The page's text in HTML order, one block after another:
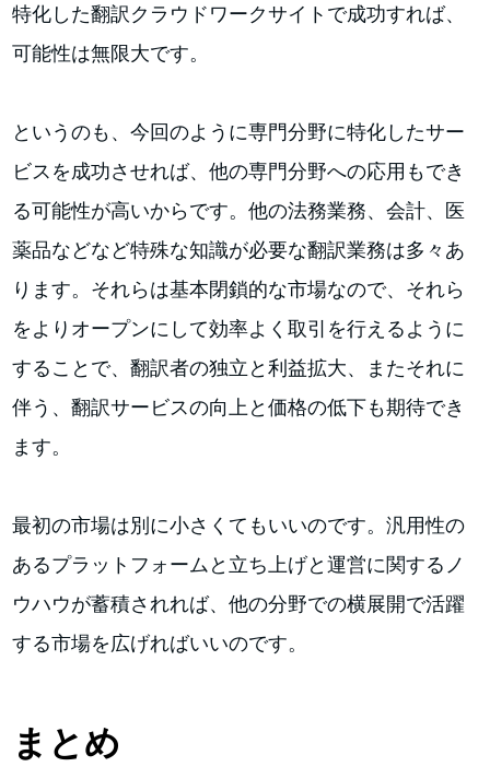
特化した翻訳クラウドワークサイトで成功すれば、
可能性は無限大です。
というのも、今回のように専門分野に特化したサー
ビスを成功させれば、他の専門分野への応用もでき
る可能性が高いからです。他の法務業務、会計、医
薬品などなど特殊な知識が必要な翻訳業務は多々あ
ります。それらは基本閉鎖的な市場なので、それら
をよりオープンにして効率よく取引を行えるように
することで、翻訳者の独立と利益拡大、またそれに
伴う、翻訳サービスの向上と価格の低下も期待でき
ます。
最初の市場は別に小さくてもいいのです。汎用性の
あるプラットフォームと立ち上げと運営に関するノ
ウハウが蓄積されれば、他の分野での横展開で活躍
する市場を広げればいいのです。
まとめ